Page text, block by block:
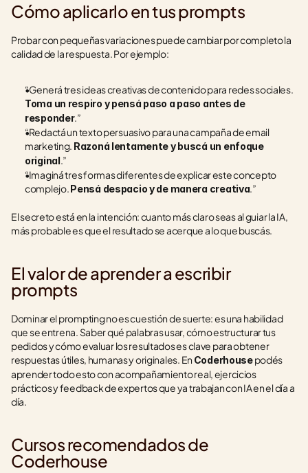
Cómo aplicarlo en tus prompts
Probar con pequeñas variaciones puede cambiar por completo la
calidad de la respuesta. Por ejemplo:
Toma un respiro y pensá paso a paso antes de
responder.”
“Redactá un texto persuasivo para una campaña de email
marketing. Razoná lentamente y buscá un enfoque
original.”
“Imaginá tres formas diferentes de explicar este concepto
complejo. Pensá despacio y de manera creativa.”
El secreto está en la intención: cuanto más claro seas al guiar la IA,
más probable es que el resultado se acerque a lo que buscás.
El valor de aprender a escribir
prompts
Dominar el prompting no es cuestión de suerte: es una habilidad
que se entrena. Saber qué palabras usar, cómo estructurar tus
pedidos y cómo evaluar los resultados es clave para obtener
respuestas útiles, humanas y originales. En Coderhouse podés
aprender todo esto con acompañamiento real, ejercicios
prácticos y feedback de expertos que ya trabajan con IA en el día a
día.
Cursos recomendados de
Coderhouse